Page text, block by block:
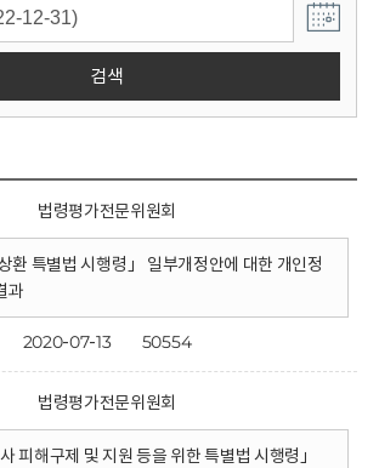
검색
법령평가전문위원회
환 특별법 시행령」 일부개정안에 대한 개인정
과
2020-07-13 50554
법령평가전문위원회
피해구제 및 지원 등을 위한 특별법 시행령」